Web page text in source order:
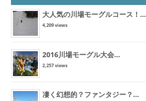
大人気の川場モーグルコース！...
4,209 views
2016川場モーグル大会...
2,257 views
凄く幻想的？ファンタジー？...